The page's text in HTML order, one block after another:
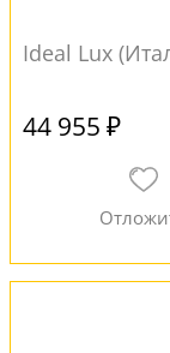
Ideal Lux
44 955 ₽